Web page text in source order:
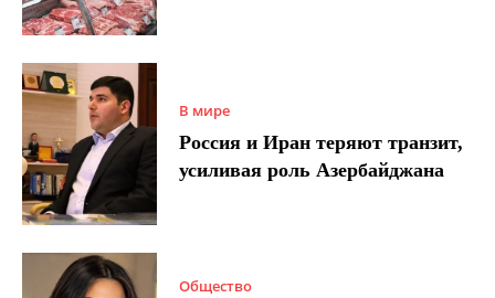
В мире
Россия и Иран теряют транзит,
усиливая роль Азербайджана
Общество